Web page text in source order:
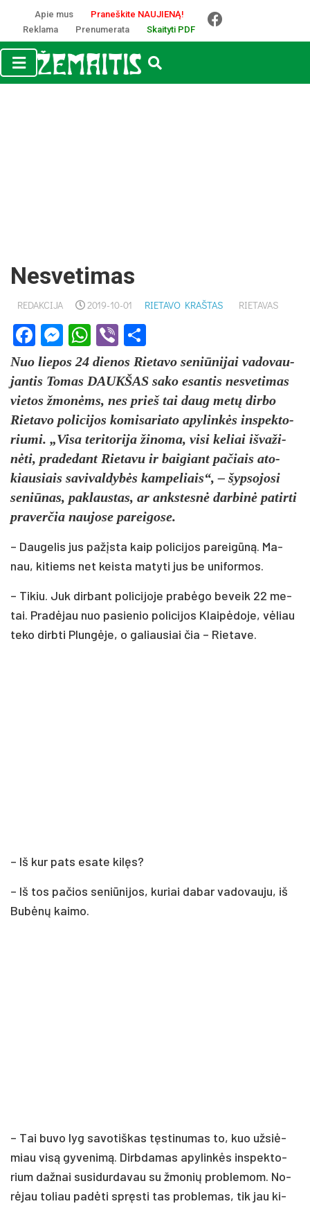
Apie mus
Praneškite NAUJIENĄ!
Reklama
Prenumerata Skaityti PDF
Nesvetimas
REDAKCIJA 2019-10-01 RIETAVO KRAŠTAS RIETAVAS
Facebook
Messenger
WhatsApp
Viber
Nuo lie­pos 24 die­nos Rie­ta­vo se­niū­ni­jai va­do­vau­
jan­tis To­mas DAUK­ŠAS sa­ko esan­tis ne­sve­ti­mas
vie­tos žmo­nėms, nes prieš tai daug me­tų dir­bo
Rie­ta­vo po­li­ci­jos ko­mi­sa­ria­to apy­lin­kės ins­pek­to­
riu­mi. „Vi­sa te­ri­to­ri­ja ži­no­ma, vi­si ke­liai iš­va­ži­
nė­ti, pra­de­dant Rie­ta­vu ir bai­giant pa­čiais ato­
kiau­siais sa­vi­val­dy­bės kam­pe­liais“, – šyp­so­jo­si
se­niū­nas, pa­klaus­tas, ar anks­tes­nė dar­bi­nė pa­tir­ti
pra­ver­čia nau­jo­se pa­rei­go­se.
– Dau­ge­lis jus pa­žįs­ta kaip po­li­ci­jos pa­rei­gū­ną. Ma­
nau, ki­tiems net keis­ta ma­ty­ti jus be uni­for­mos.
– Ti­kiu. Juk dir­bant po­li­ci­jo­je pra­bė­go be­veik 22 me­
tai. Pra­dė­jau nuo pa­sie­nio po­li­ci­jos Klai­pė­do­je, vė­liau
te­ko dirb­ti Plun­gė­je, o ga­liau­siai čia – Rie­ta­ve.
– Iš kur pa­ts esa­te ki­lęs?
– Iš tos pa­čios se­niū­ni­jos, ku­riai da­bar va­do­vau­ju, iš
Bu­bė­nų kai­mo.
– Tai bu­vo lyg sa­vo­tiš­kas tęs­ti­nu­mas to, kuo už­siė­
miau vi­są gy­ve­ni­mą. Dirb­da­mas apy­lin­kės ins­pek­to­
rium daž­nai su­si­dur­da­vau su žmo­nių pro­ble­mom. No­
rė­jau to­liau pa­dė­ti spręs­ti tas pro­ble­mas, tik jau ki­